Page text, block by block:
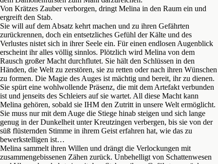
Von Krätzes Zauber verborgen, dringt Melina in den Raum ein und
ergreift den Stab.
Sie will auf dem Absatz kehrt machen und zu ihren Gefährten
zurückrennen, doch ein entsetzliches Gefühl der Kälte und des
Verlustes nistet sich in ihrer Seele ein. Für einen endlosen Augenblick
erscheint ihr alles völlig sinnlos. Plötzlich wird Melina von dem
Rausch großer Macht durchflutet. Sie hält den Schlüssen in den
Händen, die Welt zu zerstören, sie zu retten oder nach ihren Wünschen
zu formen. Die Magie des Auges ist mächtig und bereit, ihr zu dienen.
Sie spürt eine wohlwollende Präsenz, die mit dem Artefakt verbunden
ist und jenseits des Schleiers auf sie wartet. All diese Macht kann
Melina gehören, sobald sie IHM den Zutritt in unsere Welt ermöglicht.
Sie muss nur mit dem Auge die Stiege hinab steigen und sich lange
genug in der Dunkelheit unter Kreutzingen verbergen, bis sie von der
süß flüsternden Stimme in ihrem Geist erfahren hat, wie das zu
bewerkstelligen ist…
Melina sammelt ihren Willen und drängt die Verlockungen mit
zusammengebissenen Zähen zurück. Unbehelligt von Schattenwesen